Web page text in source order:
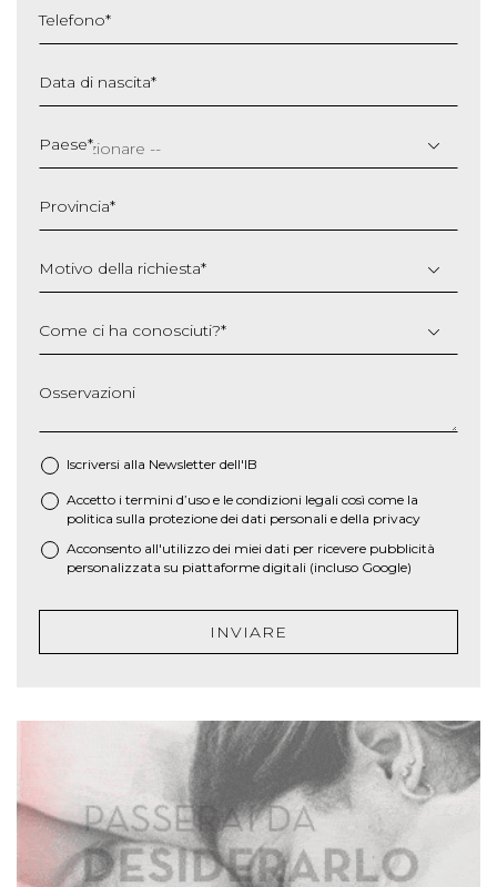
Telefono*
Data di nascita*
slash
MM
AAAA
Paese*
Provincia*
Motivo della richiesta*
Come ci ha conosciuti?*
Osservazioni
Iscriversi alla Newsletter dell'IB
* Accetto i termini d’uso e le condizioni legali così come la
politica sulla protezione dei dati personali e della privacy
Acconsento all'utilizzo dei miei dati per ricevere pubblicità
personalizzata su piattaforme digitali (incluso Google)
INVIARE